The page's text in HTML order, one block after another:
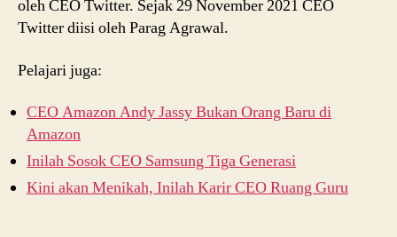
oleh CEO Twitter. Sejak 29 November 2021 CEO
Twitter diisi oleh Parag Agrawal.
Pelajari juga:
CEO Amazon Andy Jassy Bukan Orang Baru di
Amazon
Inilah Sosok CEO Samsung Tiga Generasi
Kini akan Menikah, Inilah Karir CEO Ruang Guru